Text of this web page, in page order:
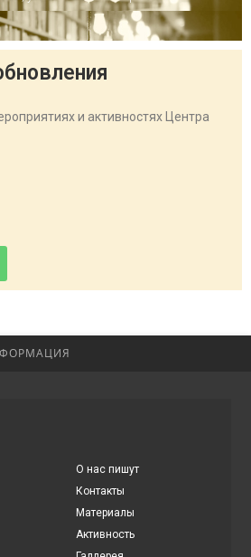
и активностях Центра
О нас пишут
Контакты
Материалы
Активность